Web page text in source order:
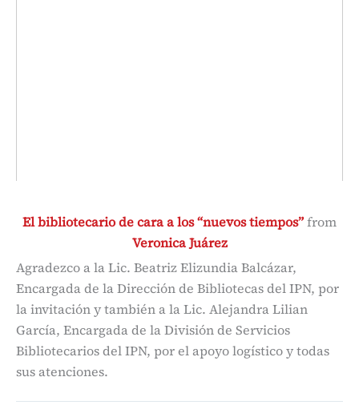
El bibliotecario de cara a los “nuevos tiempos”from
Veronica Juárez
Agradezco a la Lic. Beatriz Elizundia Balcázar,
Encargada de la Dirección de Bibliotecas del IPN, por
la invitación y también a la Lic. Alejandra Lilian
García, Encargada de la División de Servicios
Bibliotecarios del IPN, por el apoyo logístico y todas
sus atenciones.